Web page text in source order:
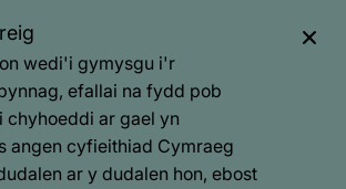
wedi'i gymysgu i'r
efallai na fydd pob
ar gael yn
angen cyfieithiad Cymraeg
ar y dudalen hon, ebost